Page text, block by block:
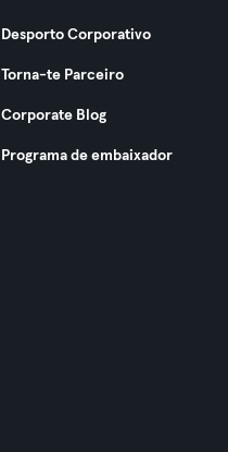
Desporto Corporativo
Torna-te Parceiro
Corporate Blog
Programa de embaixador